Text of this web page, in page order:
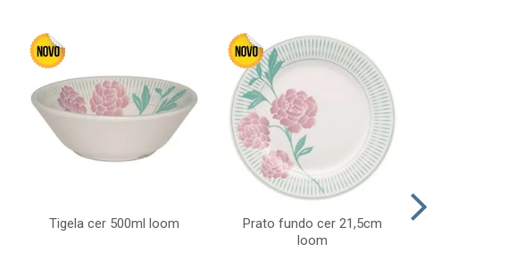
Tigela cer 500ml loom
Prato fundo cer 21,5cm
loom